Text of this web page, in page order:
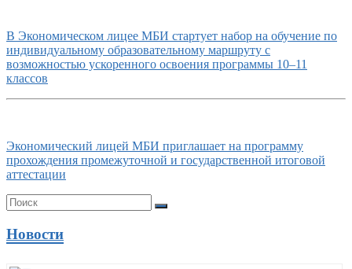
В Экономическом лицее МБИ стартует набор на обучение по
индивидуальному образовательному маршруту с
возможностью ускоренного освоения программы 10–11
классов
Экономический лицей МБИ приглашает на программу
прохождения промежуточной и государственной итоговой
аттестации
Новости